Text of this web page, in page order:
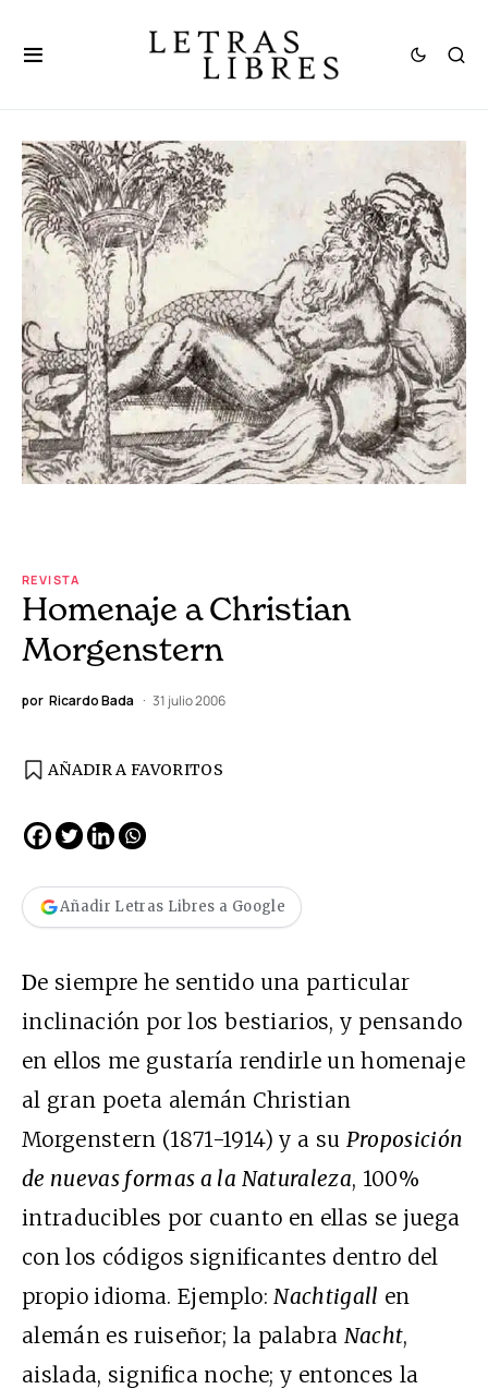
REVISTA
Homenaje a Christian
Morgenstern
por Ricardo Bada 31 julio 2006
AÑADIR A FAVORITOS
Añadir Letras Libres a Google
De siempre he sentido una particular
inclinación por los bestiarios, y pensando
en ellos me gustaría rendirle un homenaje
al gran poeta alemán Christian
Morgenstern (1871-1914) y a su Proposición
de nuevas formas a la Naturaleza, 100%
intraducibles por cuanto en ellas se juega
con los códigos significantes dentro del
propio idioma. Ejemplo: Nachtigall en
alemán es ruiseñor; la palabra Nacht,
aislada, significa noche; y entonces la